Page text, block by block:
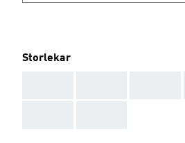
Storlekar